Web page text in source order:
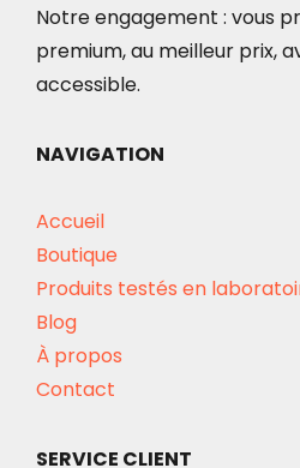
Notre engagement : vous
premium, au meilleur prix,
accessible.
NAVIGATION
Accueil
Boutique
Produits testés en
Blog
À propos
Contact
SERVICE CLIENT